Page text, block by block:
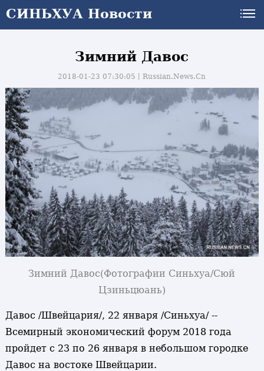
СИНЬХУА Новости
Зимний Давос
2018-01-23 07:30:05丨Russian.News.Cn
Зимний Давос(Фотографии Синьхуа/Сюй
Цзиньцюань)
Давос /Швейцария/, 22 января /Синьхуа/ --
Всемирный экономический форум 2018 года
пройдет с 23 по 26 января в небольшом городке
Давос на востоке Швейцарии.